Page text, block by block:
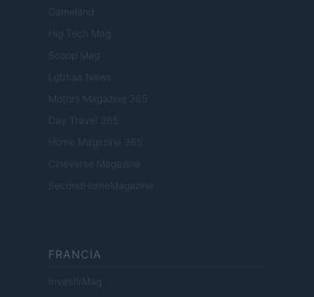
Gameland
Hig Tech Mag
Scoop Mag
Lgbtqia News
Motors Magazine 365
Day Travel 365
Home Magazine 365
Cineverse Magazine
SecondHomeMagazine
FRANCIA
InvestirMag